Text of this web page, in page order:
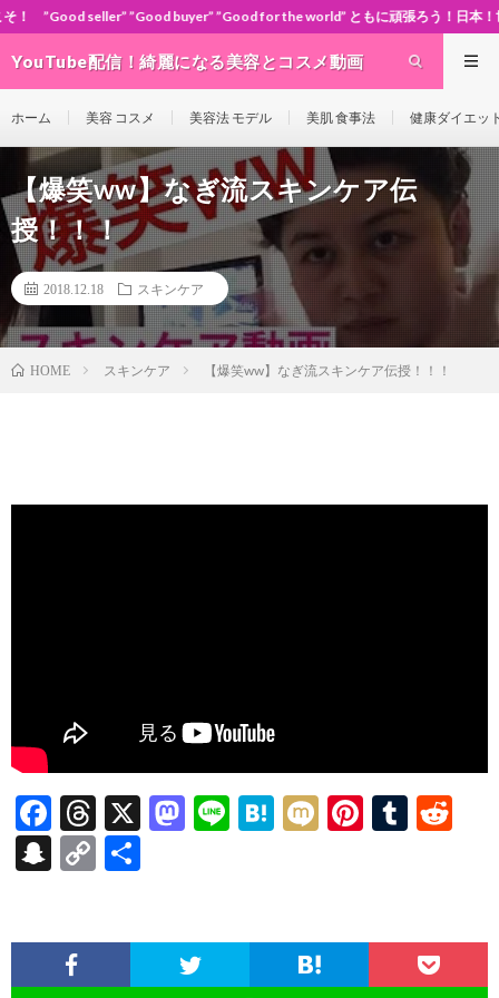
buyer” ”Good for the world” ともに頑張ろう！日本！世界！
YouTube配信！綺麗になる美容とコスメ動画
ホーム 美容 コスメ 美容法 モデル 美肌 食事法 健康ダイエッ
【爆笑ww】なぎ流スキンケア伝
授！！！
2018.12.18 スキンケア
HOME スキンケア 【爆笑ww】なぎ流スキンケア伝授！！！
F
ac
e
o
T
hr
ea
X
M
o
Li H
a
M Pi
t
T
r
t
S
pc
C